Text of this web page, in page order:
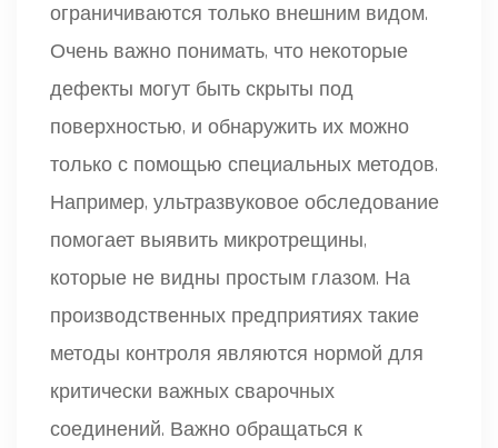
ограничиваются только внешним видом.
Очень важно понимать, что некоторые
дефекты могут быть скрыты под
поверхностью, и обнаружить их можно
только с помощью специальных методов.
Например, ультразвуковое обследование
помогает выявить микротрещины,
которые не видны простым глазом. На
производственных предприятиях такие
методы контроля являются нормой для
критически важных сварочных
соединений. Важно обращаться к